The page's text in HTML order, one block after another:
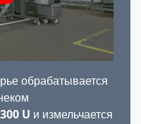
обрабатывается
U и измельчается